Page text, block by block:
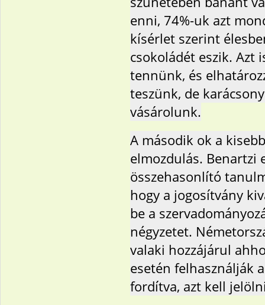
enni, 74%-uk azt
kísérlet szerint
csokoládét eszik. Azt
tennünk, és
teszünk, de
vásárolunk.
A második ok a
elmozdulás. Benartzi
összehasonlító
hogy a jogosítvány
be a
négyzetet.
valaki hozzájárul
esetén felhasználják
fordítva, azt kell